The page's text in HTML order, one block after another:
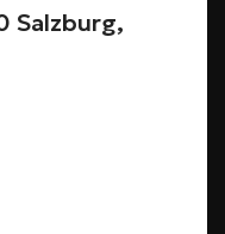
Salzburg,